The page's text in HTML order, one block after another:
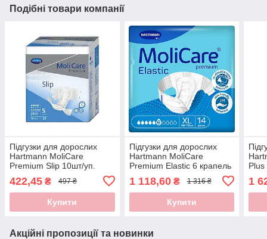
Подібні товари компанії
Підгузки для дорослих
Hartmann MoliCare
Premium Slip 10шт/уп.
422,45 ₴ 497 ₴
Купити
Підгузки для дорослих
Hartmann MoliCare
Premium Elastic 6 крапель
1 118,60₴ 1 316 ₴
Купити
1
Акційні пропозиції та новинки